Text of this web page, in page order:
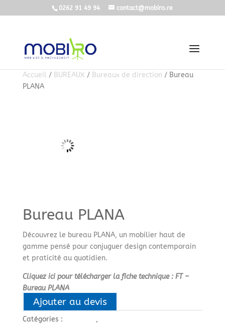
0262 91 49 94 contact@mobiro.re
Accueil/ BUREAUX / Bureaux de direction / Bureau
PLANA
Bureau PLANA
Découvrez le bureau PLANA, un mobilier haut de
gamme pensé pour conjuguer design contemporain
et praticité au quotidien.
Cliquez ici pour télécharger la fiche technique : FT –
Bureau PLANA
Ajouter au devis
Catégories : ,